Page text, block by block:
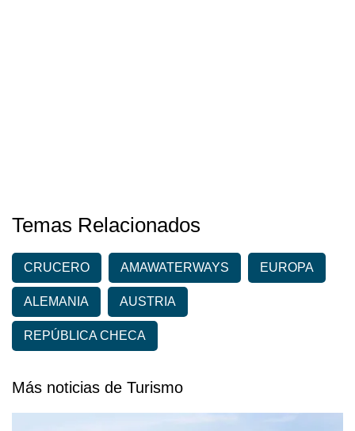
Temas Relacionados
CRUCERO AMAWATERWAYS EUROPA
ALEMANIA AUSTRIA
REPÚBLICA CHECA
Más noticias de Turismo